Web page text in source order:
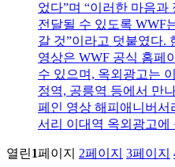
었다”며 “이러한 마음과
전달될 수 있도록 WWF
갈 것”이라고 덧붙였다.
영상은 WWF 공식 홈페
수 있으며, 옥외광고는
정역, 공릉역 등에서 만
페인 영상 해피애니버서
서리 이대역 옥외광고
열린1페이지 2페이지 3페이지